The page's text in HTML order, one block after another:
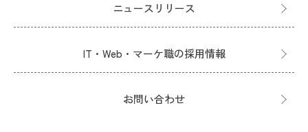
ニュースリリース
IT・Web・マーケ職の採用情報
お問い合わせ